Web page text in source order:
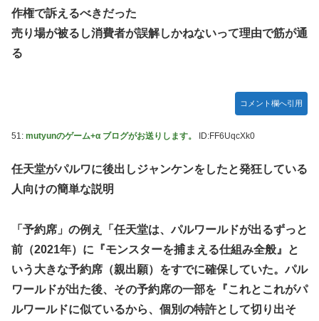
作権で訴えるべきだった
売り場が被るし消費者が誤解しかねないって理由で筋が通
る
コメント欄へ引用
51: mutyunのゲーム+α ブログがお送りします。 ID:FF6UqcXk0
任天堂がパルワに後出しジャンケンをしたと発狂している
人向けの簡単な説明
「予約席」の例え「任天堂は、パルワールドが出るずっと
前（2021年）に『モンスターを捕まえる仕組み全般』と
いう大きな予約席（親出願）をすでに確保していた。パル
ワールドが出た後、その予約席の一部を『これとこれがパ
ルワールドに似ているから、個別の特許として切り出そ